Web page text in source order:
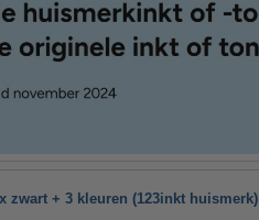
zwart + 3 kleuren (123inkt huismerk)